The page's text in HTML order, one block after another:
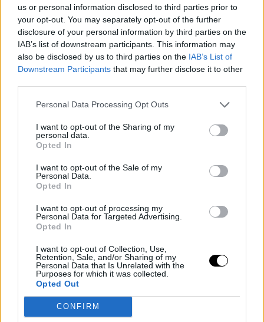
us or personal information disclosed to third parties prior to
your opt-out. You may separately opt-out of the further
disclosure of your personal information by third parties on the
IAB’s list of downstream participants. This information may
also be disclosed by us to third parties on the IAB’s List of
Downstream Participants that may further disclose it to other
Personal Data Processing Opt Outs
I want to opt-out of the Sharing of my
personal data.
Opted In
I want to opt-out of the Sale of my
Personal Data.
Opted In
I want to opt-out of processing my
Personal Data for Targeted Advertising.
Opted In
I want to opt-out of Collection, Use,
Retention, Sale, and/or Sharing of my
Personal Data that Is Unrelated with the
Purposes for which it was collected.
Opted Out
CONFIRM
Egy Anakonda és egy D'Arce kicsit több, mint negyed év
alatt Bukitól!
XFN pripisujem ďaljšie víťazstvo 🙂. Som nesmierne
vďačný všetkým čo ste...
28., csütörtök
Nagyon reméljük, hogy a legközelebbi meccse az év
utolsó pár hónapjában a Khamzat Dalgiev – Nate
Landwehr összecsapás győztesével lesz, az M1 Global
145 fontos címének visszaszerzése érdekében! Dalgiev
még tavaly vette el az övet Bukitól, melyet áprilisban
védett volna először Landwehr ellen, aki akkor
megsérült és ez az egész gála elmaradásához vezetett.